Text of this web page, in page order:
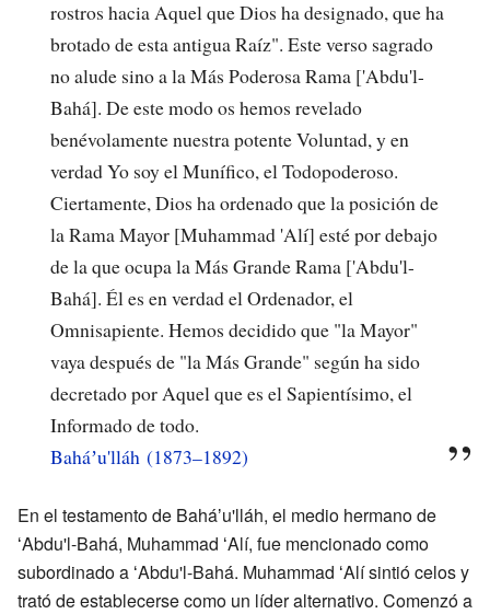
rostros hacia Aquel que Dios ha designado, que ha
brotado de esta antigua Raíz". Este verso sagrado
no alude sino a la Más Poderosa Rama ['Abdu'l-
Bahá]. De este modo os hemos revelado
benévolamente nuestra potente Voluntad, y en
verdad Yo soy el Munífico, el Todopoderoso.
Ciertamente, Dios ha ordenado que la posición de
la Rama Mayor [Muhammad 'Alí] esté por debajo
de la que ocupa la Más Grande Rama ['Abdu'l-
Bahá]. Él es en verdad el Ordenador, el
Omnisapiente. Hemos decidido que "la Mayor"
vaya después de "la Más Grande" según ha sido
decretado por Aquel que es el Sapientísimo, el
Informado de todo.
Baháʼu'lláh (1873–1892)
En el testamento de Baháʼu'lláh, el medio hermano de
ʻAbdu'l-Bahá, Muhammad ʻAlí, fue mencionado como
subordinado a ʻAbdu'l-Bahá. Muhammad ʻAlí sintió celos y
trató de establecerse como un líder alternativo. Comenzó a